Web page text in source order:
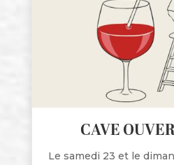
CAVE
Le samedi 23 et le